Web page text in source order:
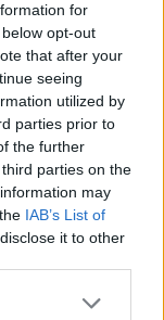
for
opt-out
that after your
seeing
utilized by
parties prior to
the further
parties on the
may
IAB’s List of
it to other